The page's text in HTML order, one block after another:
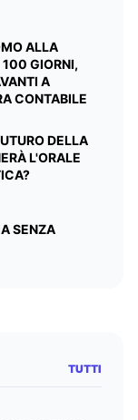
ALLA
GIORNI,
A
CONTABILE
DELLA
L'ORALE
SENZA
TUTTI